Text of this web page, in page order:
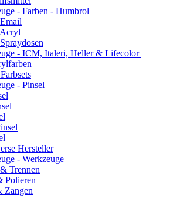
- Farben - Humbrol
- ICM, Italeri, Heller & Lifecolor
- Pinsel
Hersteller
- Werkzeuge
Trennen
Polieren
Zangen